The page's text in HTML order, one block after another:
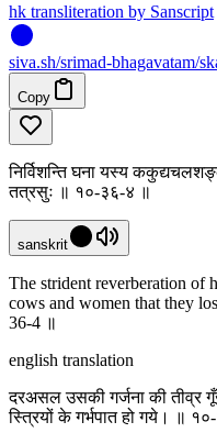
hk transliteration by Sanscript
siva.sh/srimad-bhagavatam/
Copy
निर्विशन्ति घना यस्य
तत्रसुः ॥ १०-३६-४ ॥
sanskrit
The strident reverberation of
cows and women that they
36-4 ॥
english translation
दरअसल उसकी गर्जना की तीव्र
स्त्रियों के गर्भपात हो गये। ॥